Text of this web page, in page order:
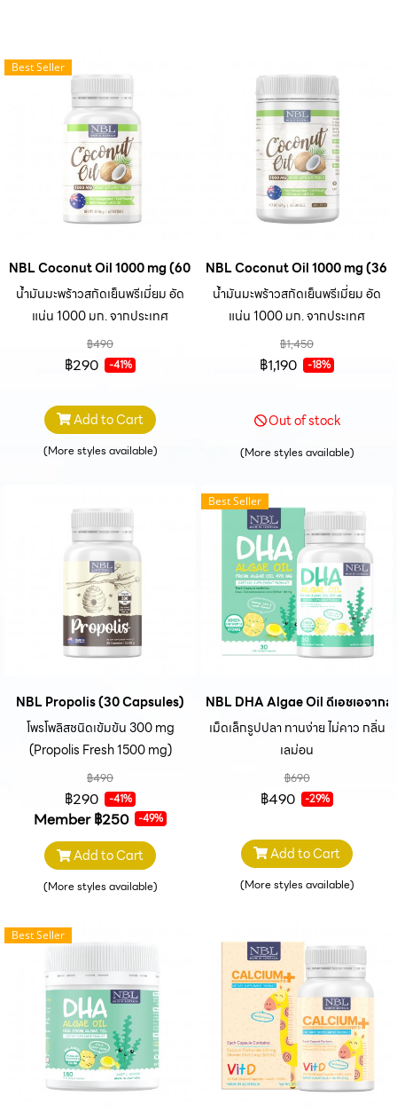
Best Seller
NBL Coconut Oil 1000 mg (60 Capsules)
น้ำมันมะพร้าวสกัดเย็นพรีเมี่ยม อัด
แน่น 1000 มก. จากประเทศ
ออสเตรเลีย
฿490
฿290 -41%
Add to Cart
(More styles available)
NBL Coconut Oil 1000 mg
น้ำมันมะพร้าวสกัดเย็นพรีเมี่ยม อัด
แน่น 1000 มก. จากประเทศ
ออสเตรเลีย
฿1,450
฿1,190 -18%
Out of stock
(More styles available)
NBL Propolis (30 Capsules)
โพรโพลิสชนิดเข้มข้น 300 mg
(Propolis Fresh 1500 mg)
฿490
฿290 -41%
Member฿250 -49%
Add to Cart
(More styles available)
Best Seller
NBL DHA Algae Oil ดีเอชเอจาก
เม็ดเล็กรูปปลา ทานง่าย ไม่คาว กลิ่น
เลม่อน
฿690
฿490 -29%
Add to Cart
(More styles available)
Best Seller